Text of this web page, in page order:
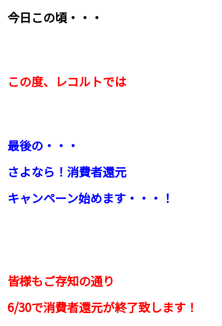
今日 この頃・・・
この度、レコルトでは
最後の・・・
さよなら！ 消費者還元
キャンペーン始めます・・・！
皆様もご存知の通り
6/30で消費者還元が終了致します！